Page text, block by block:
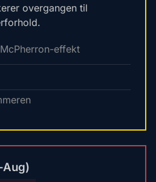
overgangen til
effekt